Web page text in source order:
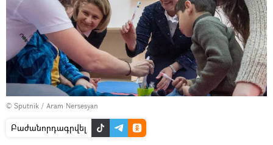
© Sputnik / Aram Nersesyan
Բաժանորդագրվել